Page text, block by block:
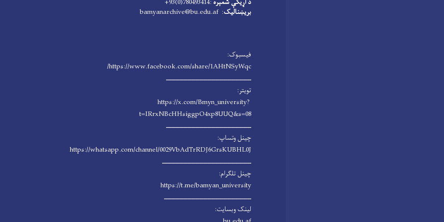
بریښنالیک: bamyanarchive@bu.edu.af
فیسبوک:
https://www.facebook.com/share/1AHtNSyWqc/
ـــــــــــــــــــــــــــــــــــــــــــ
تویتر:
https://x.com/Bmyn_university?
t=IRrxNBcHHsiggpO4xp8UUQ&s=08
ـــــــــــــــــــــــــــــــــــــــــــ
چینل وتساپ:
https://whatsapp.com/channel/0029VbAdTrRDJ6GrsKUBHL0J
ـــــــــــــــــــــــــــــــــــــــــــــ
چینل تلگرام:
https://t.me/bamyan_university
ــــــــــــــــــــــــــــــــــــــــــــ
لینک وبسایت: